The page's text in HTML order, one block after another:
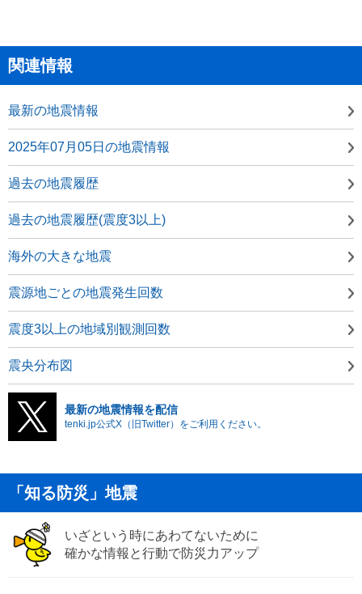
関連情報
最新の地震情報
2025年07月05日の地震情報
過去の地震履歴
過去の地震履歴(震度3以上)
海外の大きな地震
震源地ごとの地震発生回数
震度3以上の地域別観測回数
震央分布図
最新の地震情報を配信
tenki.jp公式X（旧Twitter）をご利用ください。
「知る防災」地震
いざという時にあわてないために
確かな情報と行動で防災力アップ